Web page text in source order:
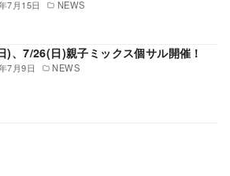
7月15日 NEWS
7月9日 NEWS
)、7/26(日)親子ミックス個サル開催！